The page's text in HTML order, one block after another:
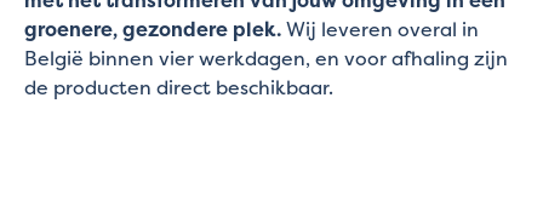
groenere, gezondere plek.Wij leveren overal in
België binnen vier werkdagen, en voor afhaling zijn
de producten direct beschikbaar.